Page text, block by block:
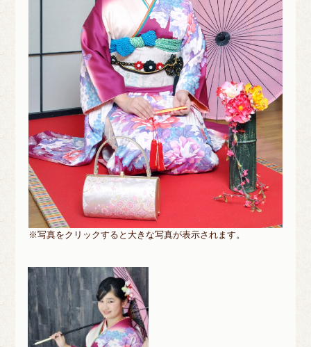
※写真をクリックすると大きな写真が表示されます。